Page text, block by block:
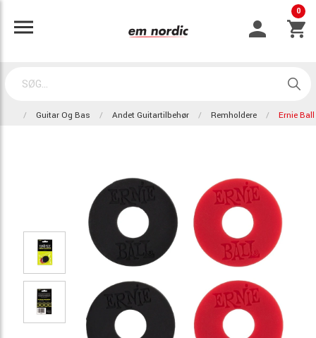
0
Guitar Og Bas Andet Guitartilbehør Remholdere Ernie